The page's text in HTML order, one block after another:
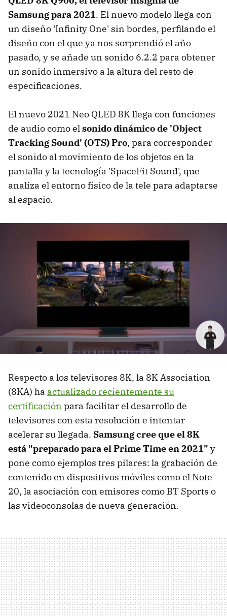
Samsung para 2021. El nuevo modelo llega con
un diseño 'Infinity One' sin bordes, perfilando el
diseño con el que ya nos sorprendió el año
pasado, y se añade un sonido 6.2.2 para obtener
un sonido inmersivo a la altura del resto de
especificaciones.
El nuevo 2021 Neo QLED 8K llega con funciones
de audio como elsonido dinámico de 'Object
Tracking Sound' (OTS) Pro, para corresponder
el sonido al movimiento de los objetos en la
pantalla y la tecnología 'SpaceFit Sound', que
analiza el entorno físico de la tele para adaptarse
al espacio.
Respecto a los televisores 8K, la 8K Association
(8KA) ha actualizado recientemente su
certificación para facilitar el desarrollo de
televisores con esta resolución e intentar
acelerar su llegada. Samsung cree que el 8K
está "preparado para el Prime Time en 2021" y
pone como ejemplos tres pilares: la grabación de
contenido en dispositivos móviles como el Note
20, la asociación con emisores como BT Sports o
las videoconsolas de nueva generación.